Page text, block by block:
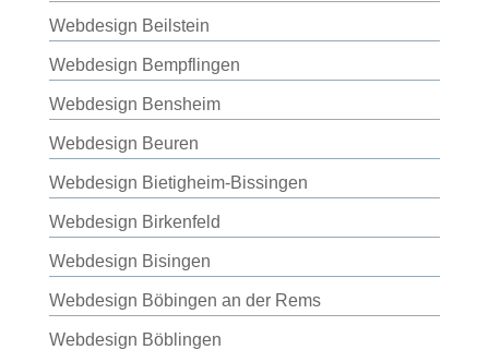
Webdesign Beilstein
Webdesign Bempflingen
Webdesign Bensheim
Webdesign Beuren
Webdesign Bietigheim-Bissingen
Webdesign Birkenfeld
Webdesign Bisingen
Webdesign Böbingen an der Rems
Webdesign Böblingen